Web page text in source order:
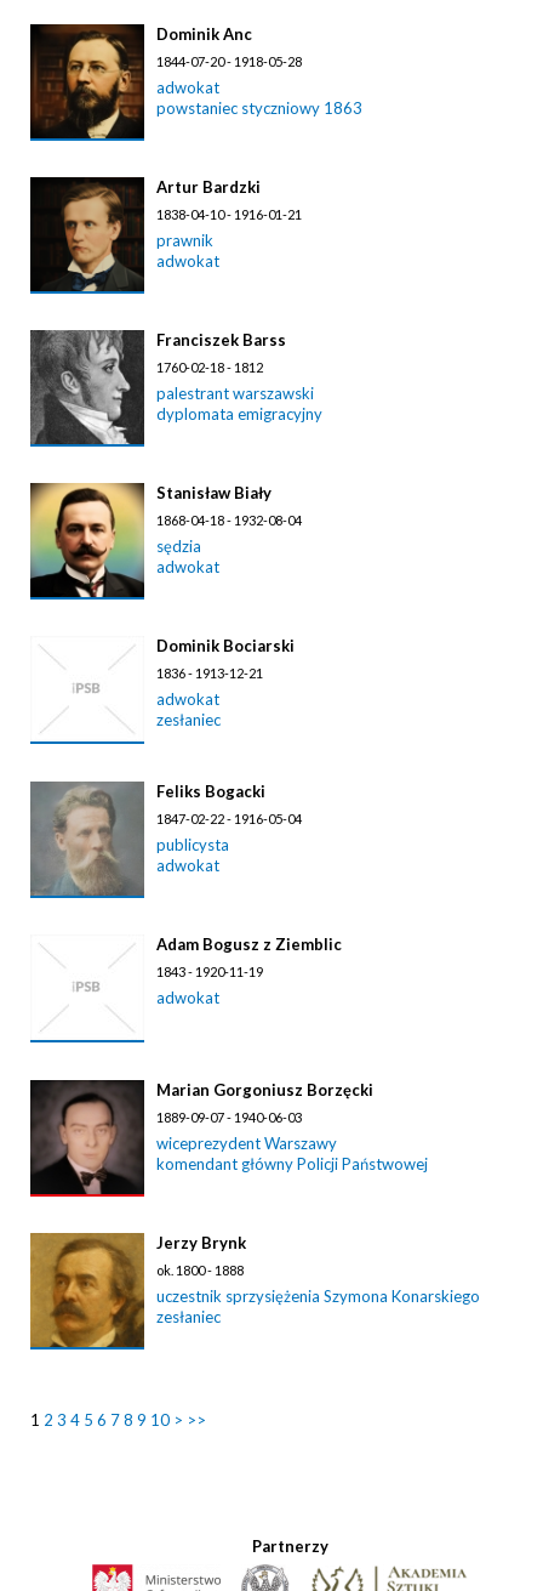
Dominik Anc
1844-07-20 - 1918-05-28
adwokat
powstaniec styczniowy 1863
Artur Bardzki
1838-04-10 - 1916-01-21
prawnik
adwokat
Franciszek Barss
1760-02-18 - 1812
palestrant warszawski
dyplomata emigracyjny
Stanisław Biały
1868-04-18 - 1932-08-04
sędzia
adwokat
Dominik Bociarski
1836 - 1913-12-21
adwokat
zesłaniec
Feliks Bogacki
1847-02-22 - 1916-05-04
publicysta
adwokat
Adam Bogusz z Ziemblic
1843 - 1920-11-19
adwokat
Marian Gorgoniusz Borzęcki
1889-09-07 - 1940-06-03
wiceprezydent Warszawy
komendant główny Policji Państwowej
Jerzy Brynk
ok. 1800 - 1888
uczestnik sprzysiężenia Szymona Konarskiego
zesłaniec
1 2 3 4 5 6 78 9 10 > >>
Partnerzy